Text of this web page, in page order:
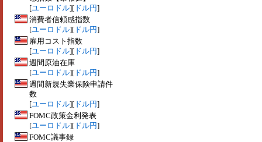
[ユーロドル][ ドル円]
消費者信頼感指数
[ユーロドル][ ドル円]
雇用コスト指数
[ユーロドル][ ドル円]
週間原油在庫
[ユーロドル][ ドル円]
週間新規失業保険申請件
数
[ユーロドル][ ドル円]
FOMC政策金利発表
[ユーロドル][ ドル円]
FOMC議事録